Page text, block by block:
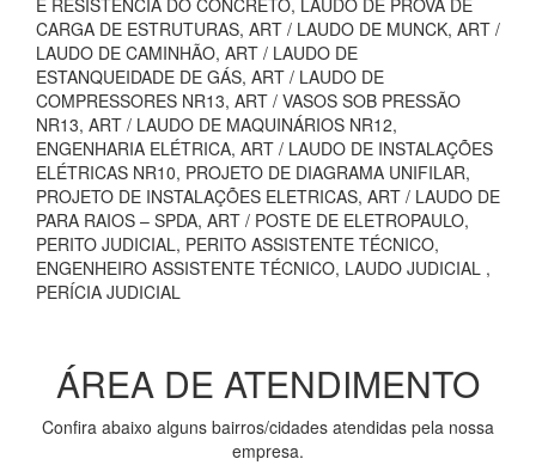
E RESISTÊNCIA DO CONCRETO, LAUDO DE PROVA DE
CARGA DE ESTRUTURAS, ART / LAUDO DE MUNCK, ART /
LAUDO DE CAMINHÃO, ART / LAUDO DE
ESTANQUEIDADE DE GÁS, ART / LAUDO DE
COMPRESSORES NR13, ART / VASOS SOB PRESSÃO
NR13, ART / LAUDO DE MAQUINÁRIOS NR12,
ENGENHARIA ELÉTRICA, ART / LAUDO DE INSTALAÇÕES
ELÉTRICAS NR10, PROJETO DE DIAGRAMA UNIFILAR,
PROJETO DE INSTALAÇÕES ELETRICAS, ART / LAUDO DE
PARA RAIOS – SPDA, ART / POSTE DE ELETROPAULO,
PERITO JUDICIAL, PERITO ASSISTENTE TÉCNICO,
ENGENHEIRO ASSISTENTE TÉCNICO, LAUDO JUDICIAL ,
PERÍCIA JUDICIAL
ÁREA DE ATENDIMENTO
Confira abaixo alguns bairros/cidades atendidas pela nossa
empresa.